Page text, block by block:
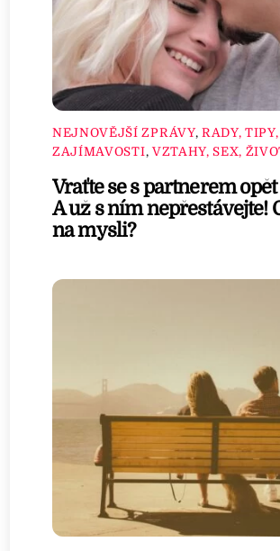
NEJNOVĚJŠÍ ZPRÁVY, RADY, TIPY,
ZAJÍMAVOSTI, VZTAHY, SEX,
Vraťte se s partnerem
A už s ním nepřestávejte!
na mysli?